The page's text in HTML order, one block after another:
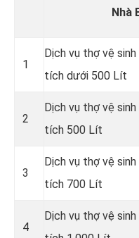
Nhà
1
Dịch vụ thợ vệ
tích dưới 500 Lít
2
Dịch vụ thợ vệ
tích 500 Lít
3
Dịch vụ thợ vệ
tích 700 Lít
4
Dịch vụ thợ vệ